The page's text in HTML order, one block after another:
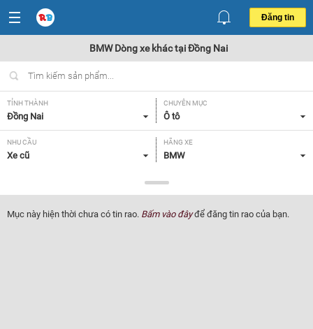
Đăng tin
BMW Dòng xe khác tại Đồng Nai
TỈNH THÀNH
Đồng Nai
CHUYÊN MỤC
Ô tô
NHU CẦU
Xe cũ
HÃNG XE
BMW
Dòng xe khác
NĂM SẢN XUẤT
Tất cả
GIÁ XE XUẤT XỨ
Mục này hiện thời chưa có tin rao. Bấm vào đâyđể đăng tin rao của bạn.